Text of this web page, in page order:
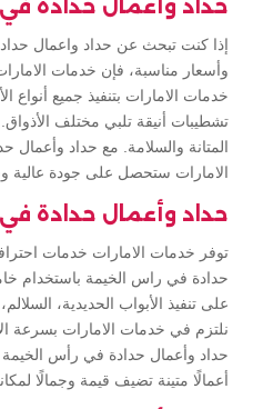
حداد وأعمال حدادة
إذا كنت تبحث عن حداد واعمال
وأسعار مناسبة، فإن خدمات
خدمات الامارات بتنفيذ جميع
تشطيبات أنيقة تلبي مختلف
المتانة والسلامة. مع حداد
الامارات ستحصل على جودة عالية
حداد وأعمال حدادة
توفر خدمات الامارات خدمات
حدادة في راس الخيمة باستخدام
على تنفيذ الأبواب الحديدية،
نلتزم في خدمات الامارات بسرعة
حداد وأعمال حدادة في رأس
أعمالًا متينة تضيف قيمة وجمالًا